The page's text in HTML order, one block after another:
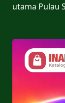
utama Pulau